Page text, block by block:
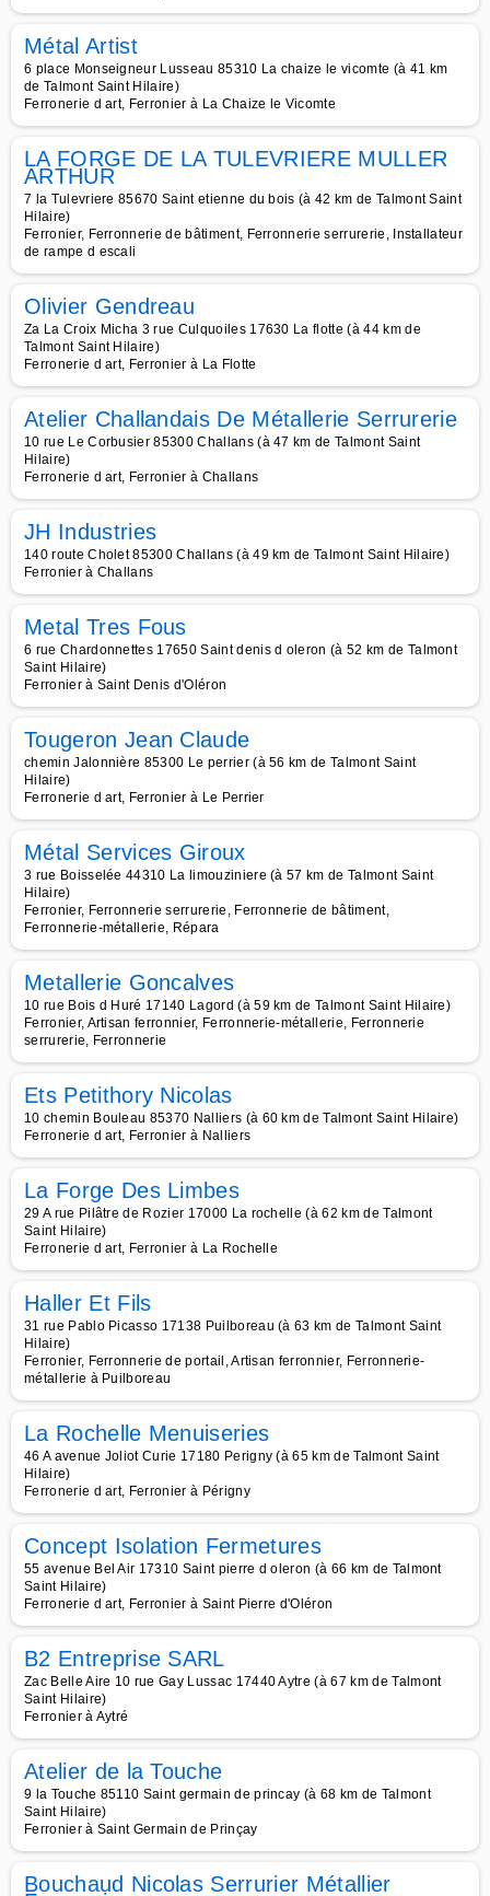
Métal Artist
6 place Monseigneur Lusseau 85310 La chaize le vicomte (à 41 km
de Talmont Saint Hilaire)
Ferronerie d art, Ferronier à La Chaize le Vicomte
LA FORGE DE LA TULEVRIERE MULLER
ARTHUR
7 la Tulevriere 85670 Saint etienne du bois (à 42 km de Talmont Saint
Hilaire)
Ferronier, Ferronnerie de bâtiment, Ferronnerie serrurerie, Installateur
de rampe d escali
Olivier Gendreau
Za La Croix Micha 3 rue Culquoiles 17630 La flotte (à 44 km de
Talmont Saint Hilaire)
Ferronerie d art, Ferronier à La Flotte
Atelier Challandais De Métallerie Serrurerie
10 rue Le Corbusier 85300 Challans (à 47 km de Talmont Saint
Hilaire)
Ferronerie d art, Ferronier à Challans
JH Industries
140 route Cholet 85300 Challans (à 49 km de Talmont Saint Hilaire)
Ferronier à Challans
Metal Tres Fous
6 rue Chardonnettes 17650 Saint denis d oleron (à 52 km de Talmont
Saint Hilaire)
Ferronier à Saint Denis d'Oléron
Tougeron Jean Claude
chemin Jalonnière 85300 Le perrier (à 56 km de Talmont Saint
Hilaire)
Ferronerie d art, Ferronier à Le Perrier
Métal Services Giroux
3 rue Boisselée 44310 La limouziniere (à 57 km de Talmont Saint
Hilaire)
Ferronier, Ferronnerie serrurerie, Ferronnerie de bâtiment,
Ferronnerie-métallerie, Répara
Metallerie Goncalves
10 rue Bois d Huré 17140 Lagord (à 59 km de Talmont Saint Hilaire)
Ferronier, Artisan ferronnier, Ferronnerie-métallerie, Ferronnerie
serrurerie, Ferronnerie
Ets Petithory Nicolas
10 chemin Bouleau 85370 Nalliers (à 60 km de Talmont Saint Hilaire)
Ferronerie d art, Ferronier à Nalliers
La Forge Des Limbes
29 A rue Pilâtre de Rozier 17000 La rochelle (à 62 km de Talmont
Saint Hilaire)
Ferronerie d art, Ferronier à La Rochelle
Haller Et Fils
31 rue Pablo Picasso 17138 Puilboreau (à 63 km de Talmont Saint
Hilaire)
Ferronier, Ferronnerie de portail, Artisan ferronnier, Ferronnerie-
métallerie à Puilboreau
La Rochelle Menuiseries
46 A avenue Joliot Curie 17180 Perigny (à 65 km de Talmont Saint
Hilaire)
Ferronerie d art, Ferronier à Périgny
Concept Isolation Fermetures
55 avenue Bel Air 17310 Saint pierre d oleron (à 66 km de Talmont
Saint Hilaire)
Ferronerie d art, Ferronier à Saint Pierre d'Oléron
B2 Entreprise SARL
Zac Belle Aire 10 rue Gay Lussac 17440 Aytre (à 67 km de Talmont
Saint Hilaire)
Ferronier à Aytré
Atelier de la Touche
9 la Touche 85110 Saint germain de princay (à 68 km de Talmont
Saint Hilaire)
Ferronier à Saint Germain de Prinçay
Bouchaud Nicolas Serrurier Métallier